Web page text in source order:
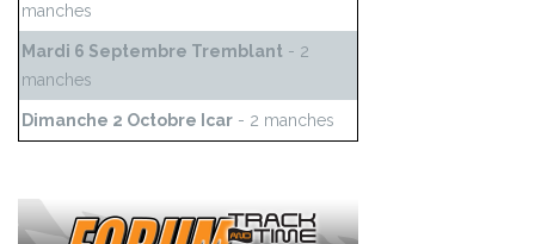
manches
Mardi 6 Septembre Tremblant - 2
manches
Dimanche 2 Octobre Icar - 2 manches